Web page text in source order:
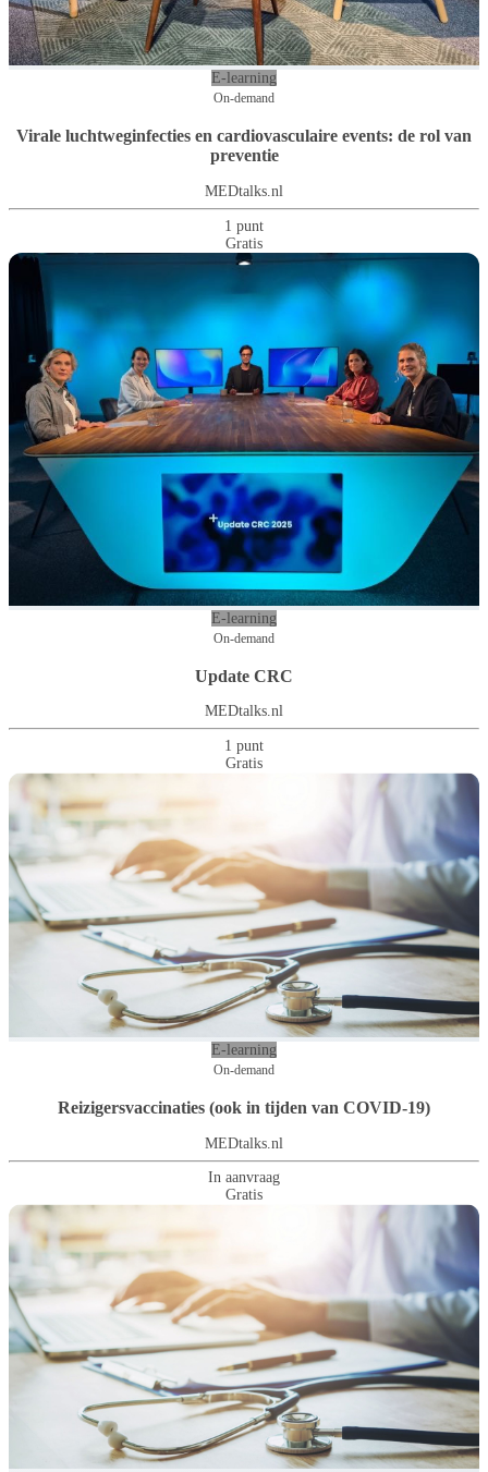
E-learning
On-demand
Virale luchtweginfecties en cardiovasculaire events: de rol van
preventie
MEDtalks.nl
1 punt
Gratis
E-learning
On-demand
Update CRC
MEDtalks.nl
1 punt
Gratis
E-learning
On-demand
Reizigersvaccinaties (ook in tijden van COVID-19)
MEDtalks.nl
In aanvraag
Gratis